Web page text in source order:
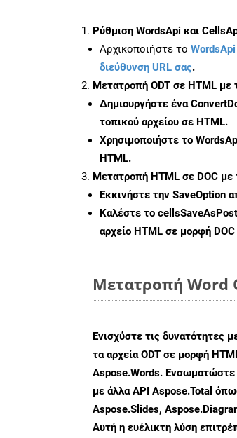
Ρύθμιση WordsApi και
Αρχικοποιήστε το WordsApi
διεύθυνση URL σας.
Μετατροπή ODT σε HTML με
Δημιουργήστε ένα
τοπικού αρχείου σε HTML.
Χρησιμοποιήστε το
HTML.
Μετατροπή HTML σε DOC με
Εκκινήστε την SaveOption
Καλέστε το
αρχείο HTML σε μορφή DOC
Μετατροπή Word
Ενισχύστε τις δυνατότητες
τα αρχεία ODT σε μορφή
Aspose.Words. Ενσωματώστε
με άλλα API Aspose.Total
Aspose.Slides,
Αυτή η ευέλικτη λύση